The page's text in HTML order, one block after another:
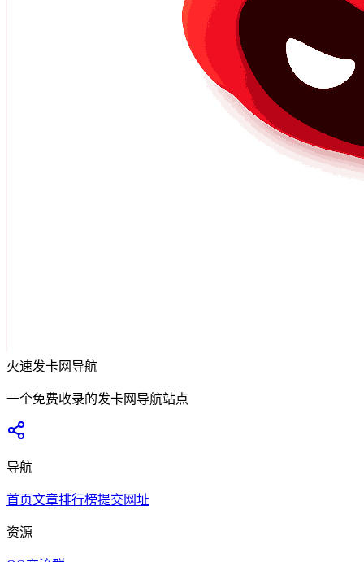
火速发卡网导航
一个免费收录的发卡网导航站点
导航
首页文章排行榜提交网址
资源